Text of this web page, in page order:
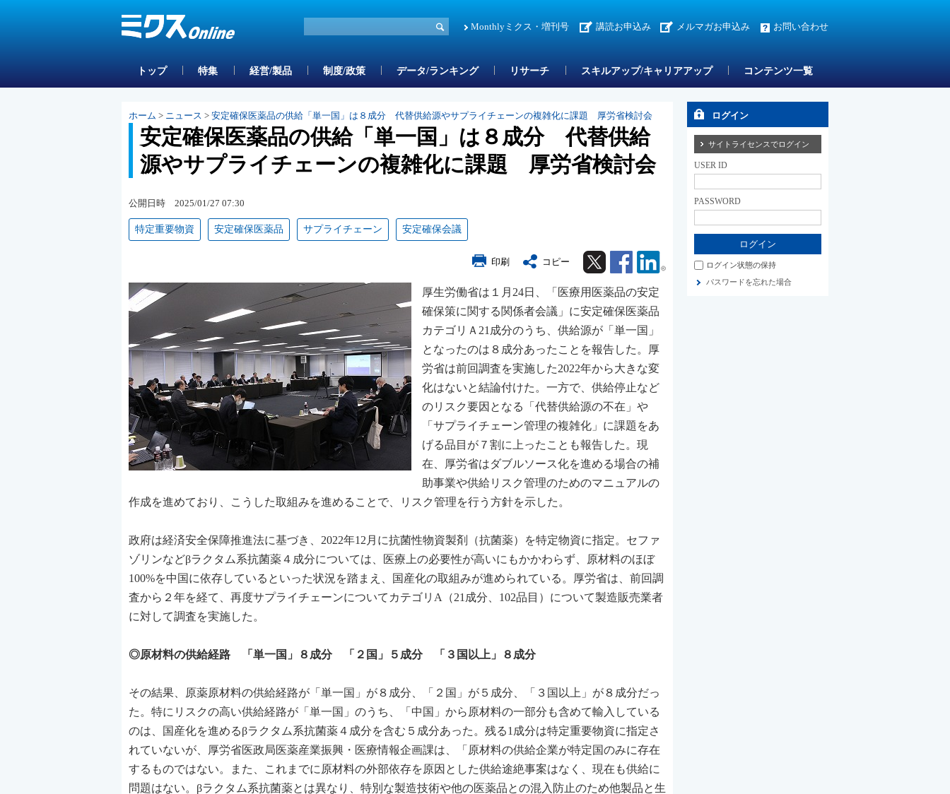
Monthlyミクス・増刊号 講読お申込み メルマガお申込み お問い合わせ
トップ 特集 経営/製品 制度/政策 データ/ランキング リサーチ スキルアップ/キャリアアップ コンテンツ一覧
ホーム > ニュース > 安定確保医薬品の供給「単一国」は８成分 代替供給源やサプライチェーンの複雑化に課題 厚労省検討会
安定確保医薬品の供給「単一国」は８成分 代替供給
源やサプライチェーンの複雑化に課題 厚労省検討会
公開日時 2025/01/27 07:30
特定重要物資 安定確保医薬品 サプライチェーン 安定確保会議
印刷 コピー Twitter Facebook Linkedin
厚生労働省は１月24日、「医療用医薬品の安定
確保策に関する関係者会議」に安定確保医薬品
カテゴリＡ21成分のうち、供給源が「単一国」
となったのは８成分あったことを報告した。厚
労省は前回調査を実施した2022年から大きな変
化はないと結論付けた。一方で、供給停止など
のリスク要因となる「代替供給源の不在」や
「サプライチェーン管理の複雑化」に課題をあ
げる品目が７割に上ったことも報告した。現
在、厚労省はダブルソース化を進める場合の補
助事業や供給リスク管理のためのマニュアルの
作成を進めており、こうした取組みを進めることで、リスク管理を行う方針を示した。
政府は経済安全保障推進法に基づき、2022年12月に抗菌性物資製剤（抗菌薬）を特定物資に指定。セファ
ゾリンなどβラクタム系抗菌薬４成分については、医療上の必要性が高いにもかかわらず、原材料のほぼ
100%を中国に依存しているといった状況を踏まえ、国産化の取組みが進められている。厚労省は、前回調
査から２年を経て、再度サプライチェーンについてカテゴリA（21成分、102品目）について製造販売業者
に対して調査を実施した。
◎原材料の供給経路 「単一国」８成分 「２国」５成分 「３国以上」８成分
その結果、原薬原材料の供給経路が「単一国」が８成分、「２国」が５成分、「３国以上」が８成分だっ
た。特にリスクの高い供給経路が「単一国」のうち、「中国」から原材料の一部分も含めて輸入している
のは、国産化を進めるβラクタム系抗菌薬４成分を含む５成分あった。残る1成分は特定重要物資に指定さ
れていないが、厚労省医政局医薬産業振興・医療情報企画課は、「原材料の供給企業が特定国のみに存在
するものではない。また、これまでに原材料の外部依存を原因とした供給途絶事案はなく、現在も供給に
問題はない。βラクタム系抗菌薬とは異なり、特別な製造技術や他の医薬品との混入防止のため他製品と生
ログイン
サイトライセンスでログイン
USER ID
PASSWORD
ログイン状態の保持
パスワードを忘れた場合